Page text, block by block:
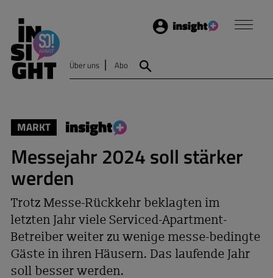
Login
Über uns Abo
MARKT
Messejahr 2024 soll stärker
werden
Trotz Messe-Rückkehr beklagten im
letzten Jahr viele Serviced-Apartment-
Betreiber weiter zu wenige messe-bedingte
Gäste in ihren Häusern. Das laufende Jahr
soll besser werden.